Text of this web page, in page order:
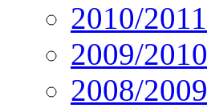
2010/2011
2009/2010
2008/2009